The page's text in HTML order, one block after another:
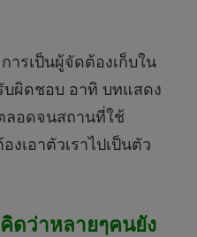
ารเป็นผู้จัดต้องเก็บใน
บผิดชอบ อาทิ บทแสดง
ลอดจนสถานที่ใช้
เอาตัวเราไปเป็นตัว
ดว่าหลายๆคนยัง